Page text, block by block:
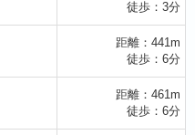
升金の倉
徒歩：3分
距離：441m
徒歩：6分
距離：461m
徒歩：6分